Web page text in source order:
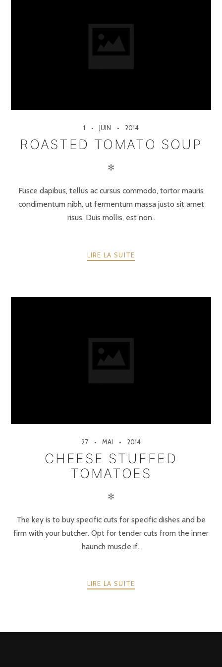
1 JUIN 2014
ROASTED TOMATO SOUP
✻
Fusce dapibus, tellus ac cursus commodo, tortor mauris
condimentum nibh, ut fermentum massa justo sit amet
risus. Duis mollis, est non..
LIRE LA SUITE
27 MAI 2014
CHEESE STUFFED
TOMATOES
✻
The key is to buy specific cuts for specific dishes and be
firm with your butcher. Opt for tender cuts from the inner
haunch muscle if..
LIRE LA SUITE